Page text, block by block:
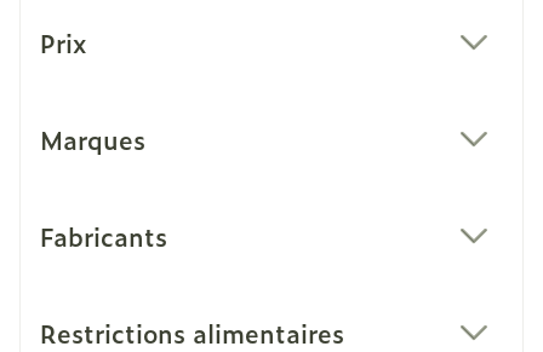
Prix
Marques
Fabricants
Restrictions alimentaires